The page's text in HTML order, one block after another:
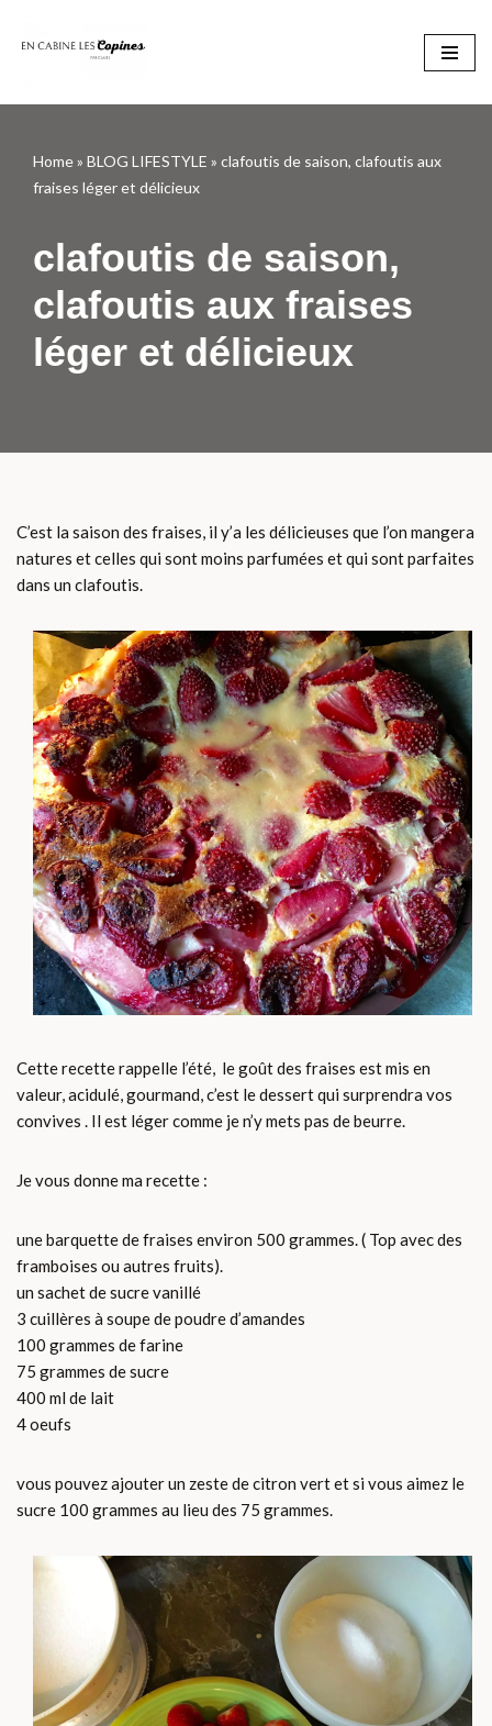
Home» BLOG LIFESTYLE » clafoutis de saison, clafoutis aux
fraises léger et délicieux
clafoutis de saison,
clafoutis aux fraises
léger et délicieux
C’est la saison des fraises, il y’a les délicieuses que l’on mangera
natures et celles qui sont moins parfumées et qui sont parfaites
dans un clafoutis.
Cette recette rappelle l’été, le goût des fraises est mis en
valeur, acidulé, gourmand, c’est le dessert qui surprendra vos
convives . Il est léger comme je n’y mets pas de beurre.
Je vous donne ma recette :
une barquette de fraises environ 500 grammes. ( Top avec des
framboises ou autres fruits).
un sachet de sucre vanillé
3 cuillères à soupe de poudre d’amandes
100 grammes de farine
75 grammes de sucre
400 ml de lait
4 oeufs
vous pouvez ajouter un zeste de citron vert et si vous aimez le
sucre 100 grammes au lieu des 75 grammes.